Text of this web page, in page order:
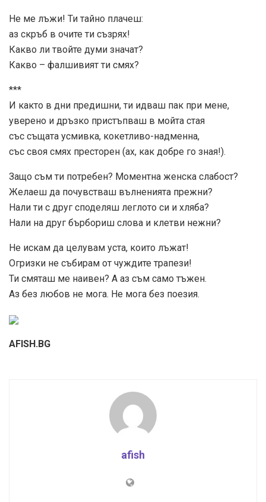
Не ме лъжи! Ти тайно плачеш:
аз скръб в очите ти съзрях!
Какво ли твойте думи значат?
Какво – фалшивият ти смях?
***
И както в дни предишни, ти идваш пак при мене,
уверено и дръзко пристъпваш в мойта стая
със същата усмивка, кокетливо-надменна,
със своя смях престорен (ах, как добре го зная!).
Защо съм ти потребен? Моментна женска слабост?
Желаеш да почувстваш вълненията прежни?
Нали ти с друг споделяш леглото си и хляба?
Нали на друг бърбориш слова и клетви нежни?
Не искам да целувам уста, които лъжат!
Огризки не събирам от чуждите трапези!
Ти смяташ ме наивен? А аз съм само тъжен.
Аз без любов не мога. Не мога без поезия.
AFISH.BG
afish